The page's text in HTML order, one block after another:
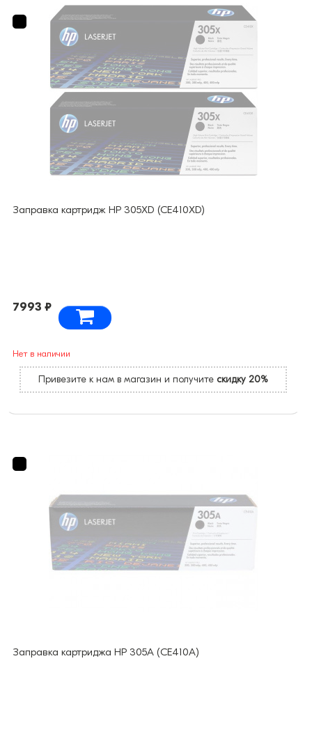
Заправка картридж HP 305XD (CE410XD)
7993 ₽
Нет в наличии
Привезите к нам в магазин и получите скидку 20%
Заправка картриджа HP 305А (CE410A)